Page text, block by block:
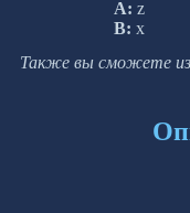
A: z
B: x
Также вы сможете